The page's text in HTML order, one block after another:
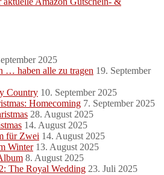
2025
… haben alle zu tragen 19. September
Country 10. September 2025
Homecoming 7. September 2025
28. August 2025
14. August 2025
für Zwei 14. August 2025
Winter 13. August 2025
8. August 2025
The Royal Wedding 23. Juli 2025